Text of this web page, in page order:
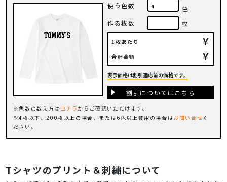
使う色数
色
作る枚数
枚
1枚あたり ¥
合計金額 ¥
色数の数え方は コチラからご確認いただけます。
4枚以下、200枚以上の場合、または6色以上使用の場合はお問い合せ く
ださい。
表示価格は割引適応前の価格です。
割引についてはこちら
Tシャツのプリント＆刺繍について